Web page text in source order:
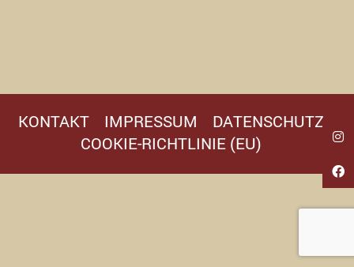
KONTAKT IMPRESSUM
DATENSCHUTZ
COOKIE-RICHTLINIE (EU)